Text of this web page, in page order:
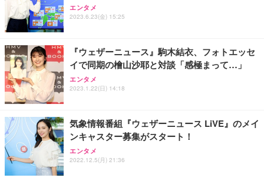
エンタメ
2023.6.23(金) 15:25
『ウェザーニュース』駒木結衣、フォトエッセ
イで同期の檜山沙耶と対談「感極まって…」
エンタメ
2023.1.22(日) 14:18
気象情報番組『ウェザーニュース LiVE』のメイ
ンキャスター募集がスタート！
エンタメ
2022.12.5(月) 21:36